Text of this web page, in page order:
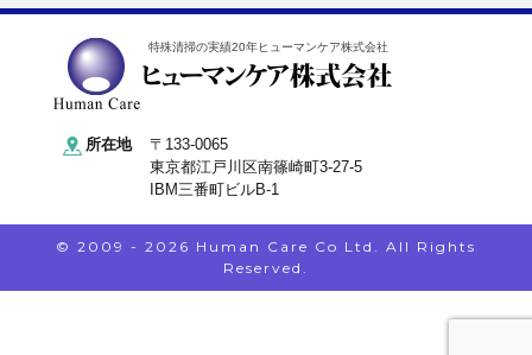
特殊清掃の実績20年ヒューマンケア株式会社
所在地
〒133-0065
東京都江戸川区南篠崎町3-27-5
IBM三番町ビルB-1
© 2009 - 2026 Human Care Co Ltd. All Rights
Reserved.